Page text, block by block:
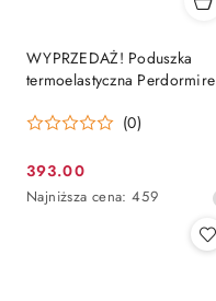
WYPRZEDAŻ! Poduszka
termoelastyczna Perdormire
(0)
Cena
promocyjna:
393.00
Najniższa
Najniższa cena: 459